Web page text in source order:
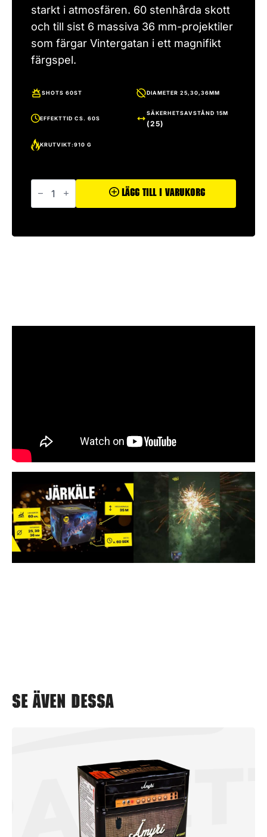
starkt i atmosfären. 60 stenhårda skott
och till sist 6 massiva 36 mm-projektiler
som färgar Vintergatan i ett magnifikt
färgspel.
SHOTS 60ST DIAMETER 25,30,36MM
EFFEKTTID CS. 60S
SÄKERHETSAVSTÅND 15M
(25)
KRUTVIKT:910 G
Järkäle
mängd
Lägg Till I Varukorg
Se även dessa